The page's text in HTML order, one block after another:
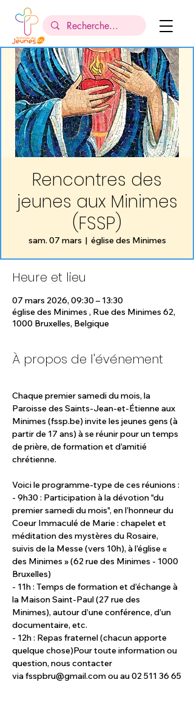
Rencontres des
jeunes aux Minimes
(FSSP)
sam. 07 mars
  |
église des Minimes
Heure et lieu
07 mars 2026, 09:30 – 13:30
église des Minimes , Rue des Minimes 62,
1000 Bruxelles, Belgique
À propos de l'événement
Chaque premier samedi du mois, la
Paroisse des Saints-Jean-et-Étienne aux
Minimes (fssp.be) invite les jeunes gens (à
partir de 17 ans) à se réunir pour un temps
de prière, de formation et d’amitié
chrétienne.
Voici le programme-type de ces réunions :
- 9h30 : Participation à la dévotion "du
premier samedi du mois", en l’honneur du
Coeur Immaculé de Marie : chapelet et
méditation des mystères du Rosaire,
suivis de la Messe (vers 10h), à l’église «
des Minimes » (62 rue des Minimes - 1000
Bruxelles)
- 11h : Temps de formation et d’échange à
la Maison Saint-Paul (27 rue des
Minimes), autour d’une conférence, d’un
documentaire, etc.
- 12h : Repas fraternel (chacun apporte
quelque chose)Pour toute information ou
question, nous contacter
via fsspbru@gmail.com ou au 02 511 36 65